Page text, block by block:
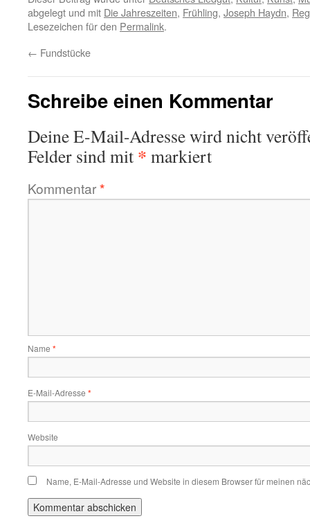
abgelegt und mit Die Jahreszeiten, Frühling, Joseph Haydn,
Lesezeichen für den Permalink.
← Fundstücke
Schreibe einen Kommentar
Deine E-Mail-Adresse wird nicht
Felder sind mit * markiert
Kommentar*
Name *
E-Mail-Adresse *
Website
Name, E-Mail-Adresse und Website in diesem Browser für meinen